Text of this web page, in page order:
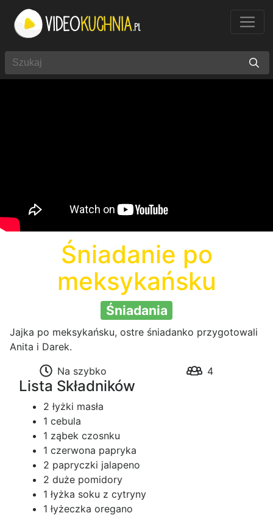
Śniadanie po
meksykańsku
Śniadania
Jajka po meksykańsku, ostre śniadanko przygotowali
Anita i Darek.
Na szybko
4
Lista Składników
2 łyżki masła
1 cebula
1 ząbek czosnku
1 czerwona papryka
2 papryczki jalapeno
2 duże pomidory
1 łyżka soku z cytryny
1 łyżeczka oregano